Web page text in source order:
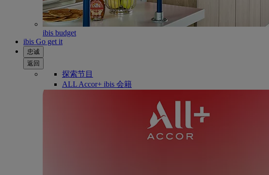
ibis budget
ibis Go get it
忠诚
返回
探索节目
ALL Accor+ ibis 会籍